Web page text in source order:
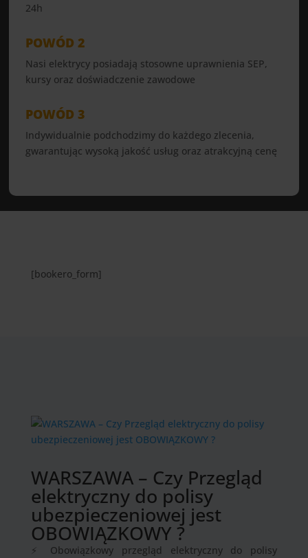
24h
POWÓD 2
Nasi elektrycy posiadają stosowne uprawnienia SEP,
kursy oraz doświadczenie zawodowe
POWÓD 3
Indywidualnie podchodzimy do każdego zlecenia,
gwarantując wysoką jakość usług oraz atrakcyjną cenę
[bookero_form]
WARSZAWA – Czy Przegląd
elektryczny do polisy
ubezpieczeniowej jest
OBOWIĄZKOWY ?
⚡ Obowiązkowy przegląd elektryczny do polisy